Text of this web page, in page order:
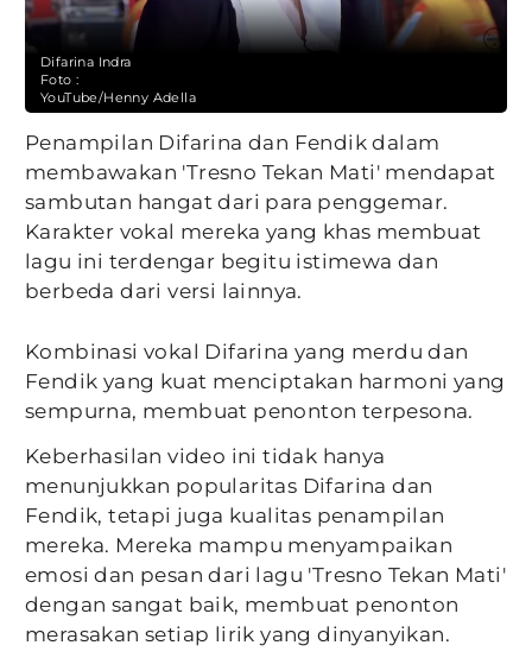
Difarina Indra
Foto :
YouTube/Henny Adella
Penampilan Difarina dan Fendik dalam
membawakan 'Tresno Tekan Mati' mendapat
sambutan hangat dari para penggemar.
Karakter vokal mereka yang khas membuat
lagu ini terdengar begitu istimewa dan
berbeda dari versi lainnya.
Kombinasi vokal Difarina yang merdu dan
Fendik yang kuat menciptakan harmoni yang
sempurna, membuat penonton terpesona.
Keberhasilan video ini tidak hanya
menunjukkan popularitas Difarina dan
Fendik, tetapi juga kualitas penampilan
mereka. Mereka mampu menyampaikan
emosi dan pesan dari lagu 'Tresno Tekan Mati'
dengan sangat baik, membuat penonton
merasakan setiap lirik yang dinyanyikan.